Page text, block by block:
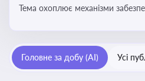
Тема охоплює механізми
Головне за добу (AI) Усі